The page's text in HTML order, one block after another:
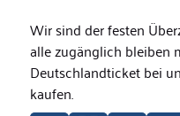
Wir sind der festen
alle zugänglich bleiben
Deutschlandticket bei
kaufen.